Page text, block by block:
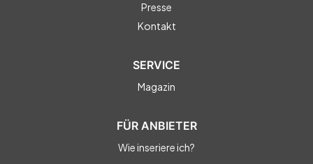
Presse
Kontakt
SERVICE
Magazin
FÜR ANBIETER
Wie inseriere ich?